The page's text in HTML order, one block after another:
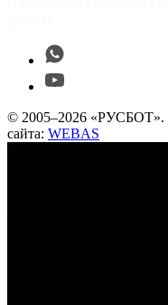
© 2005–2026 «РУСБОТ».
сайта: WEBAS